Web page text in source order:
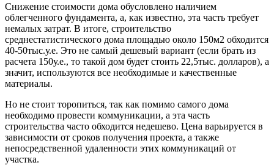
Снижение стоимости дома обусловлено наличием
облегченного фундамента, а, как известно, эта часть требует
немалых затрат. В итоге, строительство
среднестатистического дома площадью около 150м2 обходится
40-50тыс.у.е. Это не самый дешевый вариант (если брать из
расчета 150у.е., то такой дом будет стоить 22,5тыс. долларов), а
значит, используются все необходимые и качественные
материалы.
Но не стоит торопиться, так как помимо самого дома
необходимо провести коммуникации, а эта часть
строительства часто обходится недешево. Цена варьируется в
зависимости от сроков получения проекта, а также
непосредственной удаленности этих коммуникаций от
участка.